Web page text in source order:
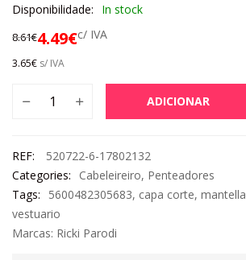
Disponibilidade: In stock
8.61€4.49€c/ IVA
3.65€ s/ IVA
ADICIONAR
REF:
520722-6-17802132
Categories:
Cabeleireiro, Penteadores
Tags:
5600482305683, capa corte, mantella
vestuario
Marcas: Ricki Parodi